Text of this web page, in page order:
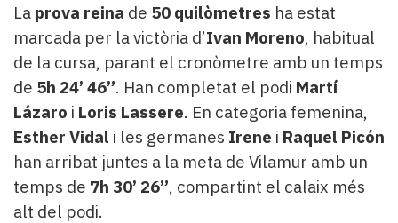
La prova reina de 50 quilòmetres ha estat
marcada per la victòria d’Ivan Moreno, habitual
de la cursa, parant el cronòmetre amb un temps
de 5h 24’ 46”. Han completat el podi Martí
Lázaro i Loris Lassere. En categoria femenina,
Esther Vidal i les germanes Irene i Raquel Picón
han arribat juntes a la meta de Vilamur amb un
temps de 7h 30’ 26”, compartint el calaix més
alt del podi.